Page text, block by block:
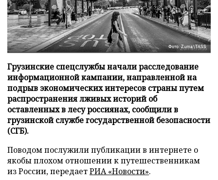
Фото: Zuma\TASS
Грузинские спецслужбы начали расследование
информационной кампании, направленной на
подрыв экономических интересов страны путем
распространения лживых историй об
оставленных в лесу россиянах, сообщили в
грузинской службе государственной безопасности
(СГБ).
Поводом послужили публикации в интернете о
якобы плохом отношении к путешественникам
из России, передаетРИА «Новости».